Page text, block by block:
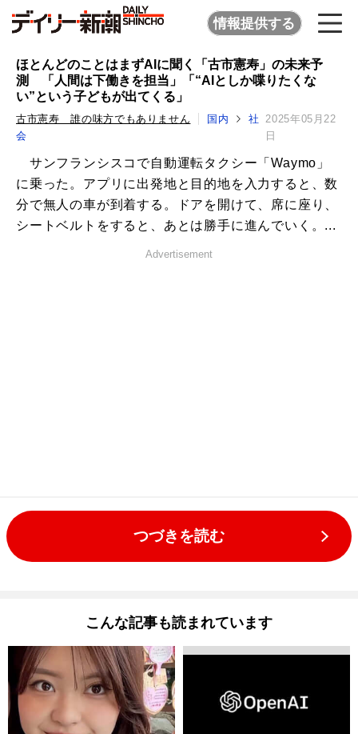
情報提供する
ほとんどのことはまずAIに聞く「古市憲寿」の未来予
測 「人間は下働きを担当」「“AIとしか喋りたくな
い”という子どもが出てくる」
古市憲寿 誰の味方でもありません 国内
社
会
2025年05月22
日
サンフランシスコで自動運転タクシー「Waymo」
に乗った。アプリに出発地と目的地を入力すると、数
分で無人の車が到着する。ドアを開けて、席に座り、
シートベルトをすると、あとは勝手に進んでいく。...
Advertisement
つづきを読む
こんな記事も読まれています